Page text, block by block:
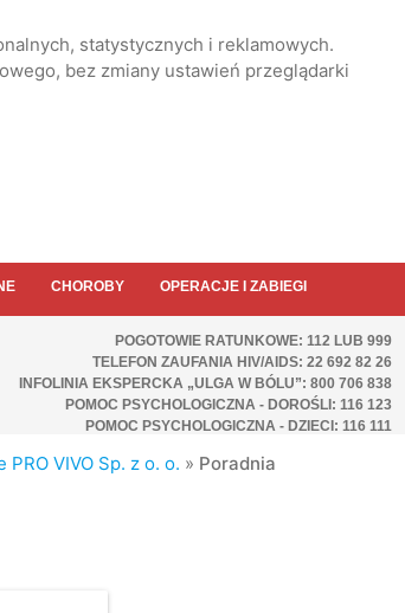
statystycznych i reklamowych.
bez zmiany ustawień przeglądarki
CHOROBY OPERACJE I ZABIEGI
POGOTOWIE RATUNKOWE: 112 LUB 999
TELEFON ZAUFANIA HIV/AIDS: 22 692 82 26
INFOLINIA EKSPERCKA „ULGA W BÓLU”: 800 706 838
POMOC PSYCHOLOGICZNA - DOROŚLI: 116 123
POMOC PSYCHOLOGICZNA - DZIECI: 116 111
VIVO Sp. z o. o. » Poradnia